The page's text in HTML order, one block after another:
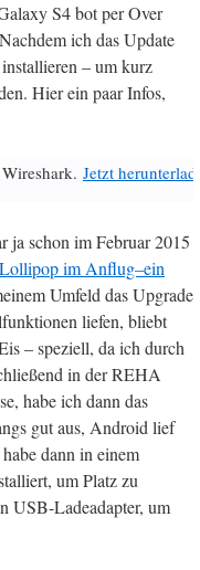
S4 bot per Over
ich das Update
– um kurz
Hier ein paar Infos,
Jetzt
schon im Februar 2015
im Anflug–ein
Umfeld das Upgrade
liefen, bliebt
– speziell, da ich durch
in der REHA
habe ich dann das
gut aus, Android lief
dann in einem
um Platz zu
USB-Ladeadapter, um